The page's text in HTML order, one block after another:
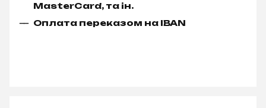
MasterCard, та ін.
Оплата переказом на IBAN